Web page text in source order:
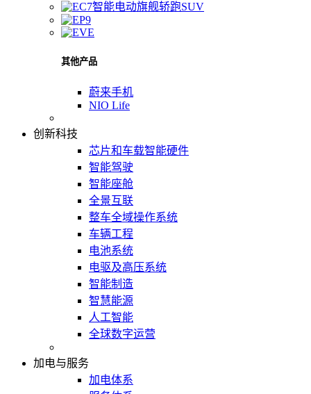
智能电动旗舰轿跑SUV
其他产品
蔚来手机
NIO Life
创新科技
芯片和车载智能硬件
智能驾驶
智能座舱
全景互联
整车全域操作系统
车辆工程
电池系统
电驱及高压系统
智能制造
智慧能源
人工智能
全球数字运营
加电与服务
加电体系